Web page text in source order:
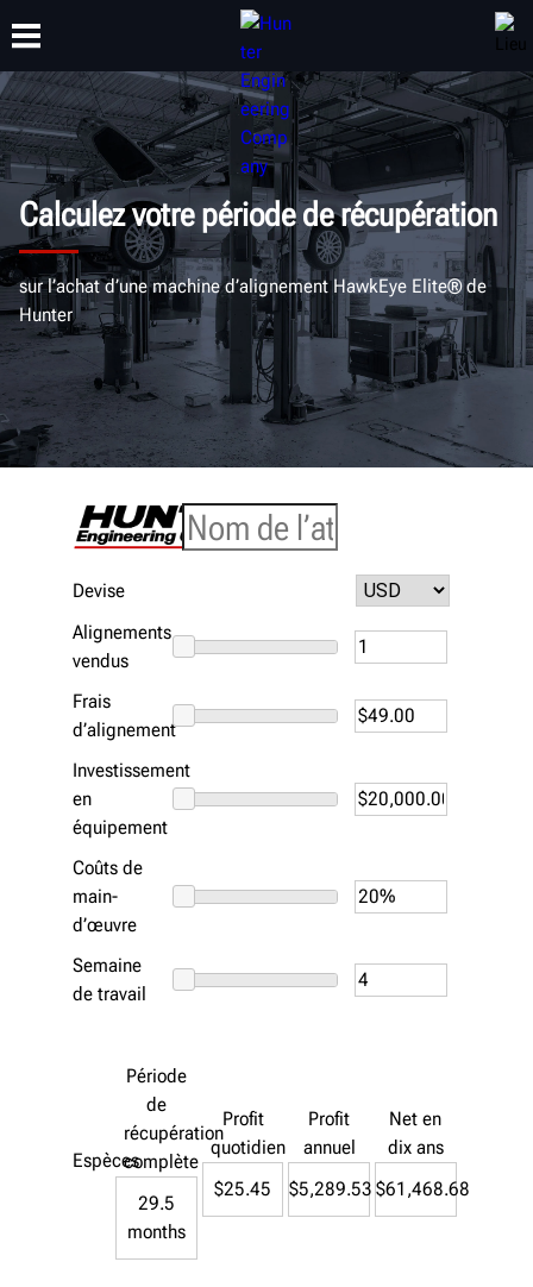
PRODUITS ASSISTANCE
FORMATION
À PROPOS
Calculez votre période de récupération
sur l’achat d’une machine d’alignement HawkEye Elite® de
Hunter
Devise
Alignements
vendus
Frais
d’alignement
Investissement
en
équipement
Coûts de
main-
d’œuvre
Semaine
de travail
Espèces
Période
de
récupération
complète
29.5
months
Profit
quotidien
$25.45
Profit
annuel
$5,289.53
Net en
dix ans
$61,468.68